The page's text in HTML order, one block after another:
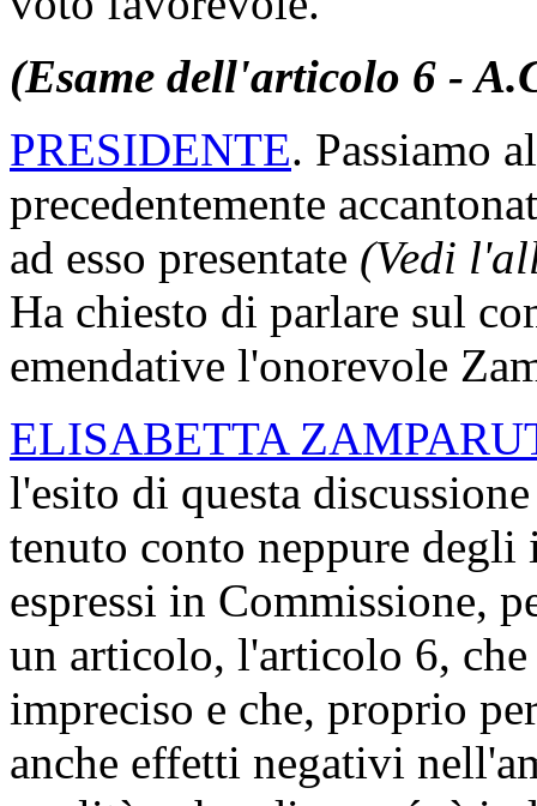
(Esame dell'articolo 6 -
PRESIDENTE. Passiamo
precedentemente
ad esso presentate (Vedi
Ha chiesto di parlare sul
emendative l'onorevole
ELISABETTA
l'esito di questa
tenuto conto neppure
espressi in Commissione,
un articolo, l'articolo 6, che
impreciso e che, proprio
anche effetti negativi